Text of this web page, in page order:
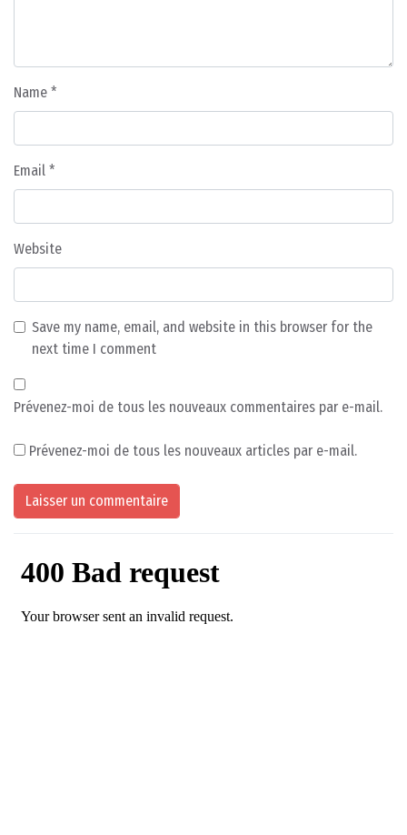
Name *
Email *
Website
Save my name, email, and website in this browser for the
next time I comment
Prévenez-moi de tous les nouveaux commentaires par e-mail.
Prévenez-moi de tous les nouveaux articles par e-mail.